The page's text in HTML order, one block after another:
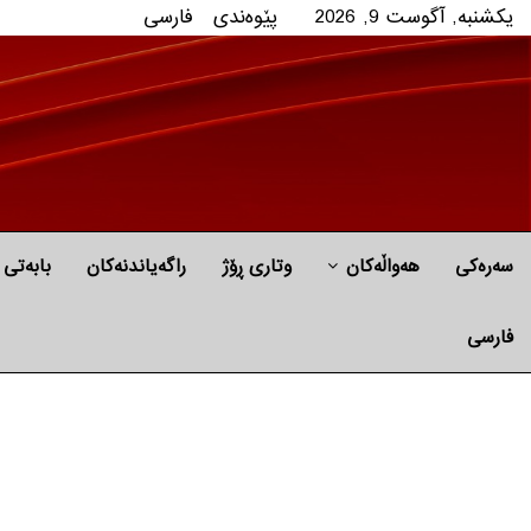
یکشنبه, آگوست 9, 2026 پێوه‌ندی فارسی
سەرەکی هه‌واڵه‌کان وتاری ڕۆژ راگه‌یاندنه‌كان
فارسی